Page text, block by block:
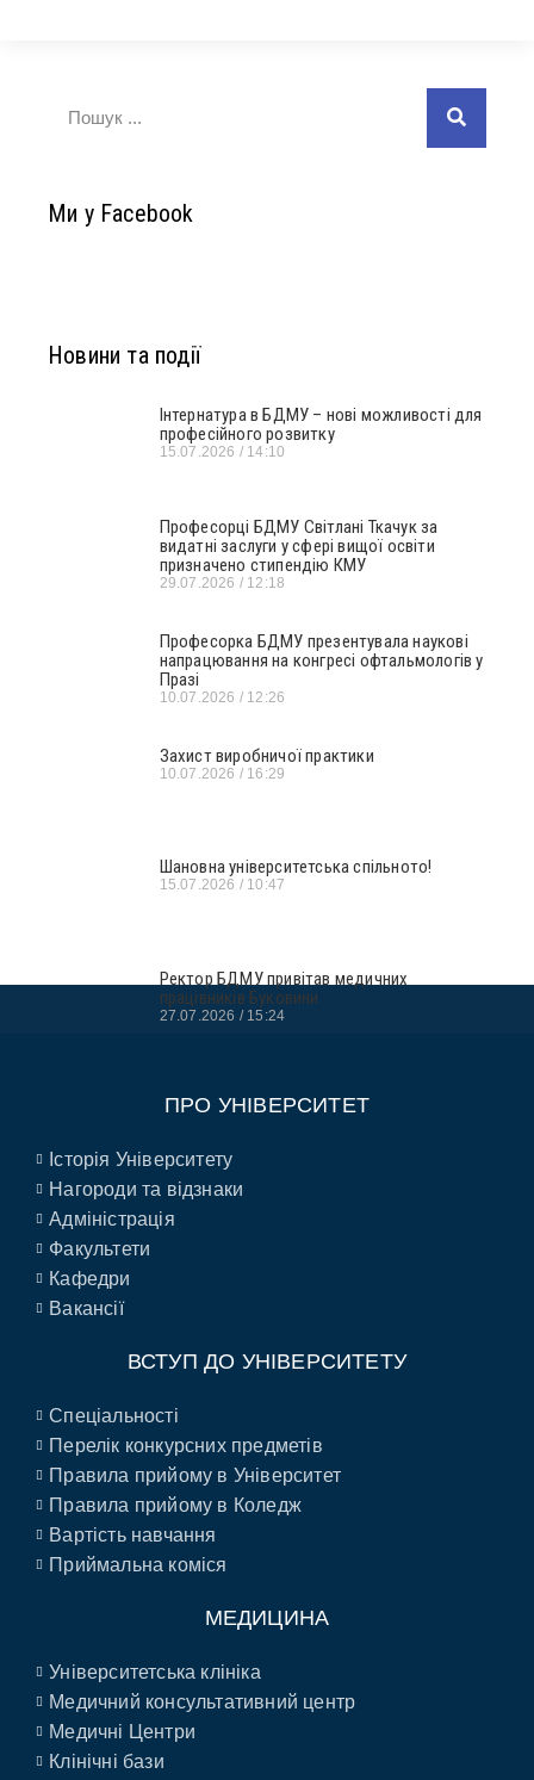
Ми у Facebook
Новини та події
Інтернатура в БДМУ – нові можливості для
професійного розвитку
15.07.2026 14:10
Професорці БДМУ Світлані Ткачук за
видатні заслуги у сфері вищої освіти
призначено стипендію КМУ
29.07.2026 12:18
Професорка БДМУ презентувала наукові
напрацювання на конгресі офтальмологів у
Празі
10.07.2026 12:26
Захист виробничої практики
10.07.2026 16:29
Шановна університетська спільното!
15.07.2026 10:47
Ректор БДМУ привітав медичних
працівників Буковини
27.07.2026 15:24
ПРО УНІВЕРСИТЕТ
Історія Університету
Нагороди та відзнаки
Адміністрація
Факультети
Кафедри
Вакансії
ВСТУП ДО УНІВЕРСИТЕТУ
Спеціальності
Перелік конкурсних предметів
Правила прийому в Університет
Правила прийому в Коледж
Вартість навчання
Приймальна коміся
МЕДИЦИНА
Університетська клініка
Медичний консультативний центр
Медичні Центри
Клінічні бази